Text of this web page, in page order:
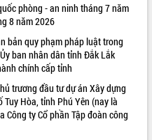
phòng - an ninh tháng 7 năm
8 năm 2026
bản quy phạm pháp luật trong
ban nhân dân tỉnh Đắk Lắk
chính cấp tỉnh
trương đầu tư dự án Xây dựng
Hòa, tỉnh Phú Yên (nay là
ty Cổ phần Tập đoàn công